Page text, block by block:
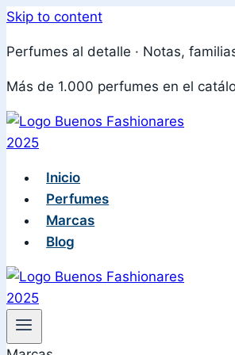
Skip to content
Perfumes al detalle · Notas,
Más de 1.000 perfumes en el
Inicio
Perfumes
Marcas
Blog